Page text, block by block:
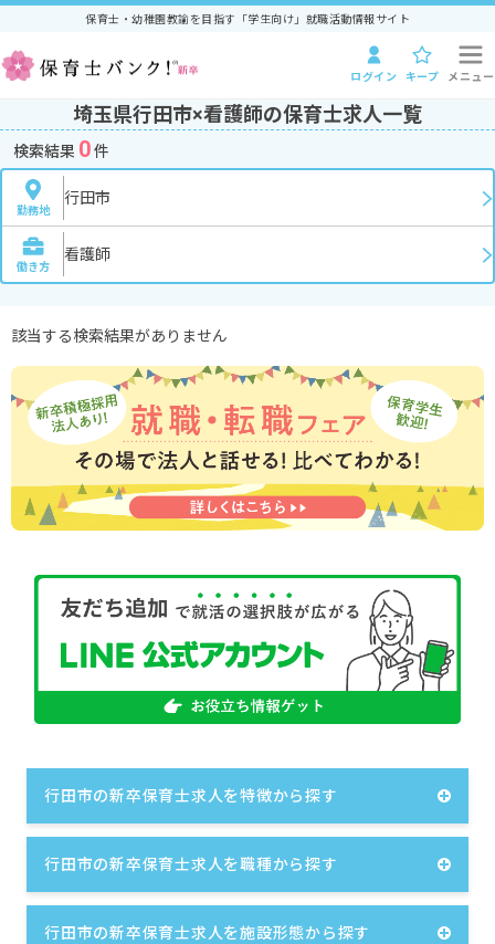
保育士・幼稚園教諭を目指す「学生向け」就職活動情報サイト
ログイン キープ メニュー
埼玉県行田市×看護師の保育士求人一覧
検索結果 0件
勤務地
行田市
働き方
看護師
該当する検索結果がありません
行田市の新卒保育士求人を特徴から探す
行田市の新卒保育士求人を職種から探す
行田市の新卒保育士求人を施設形態から探す